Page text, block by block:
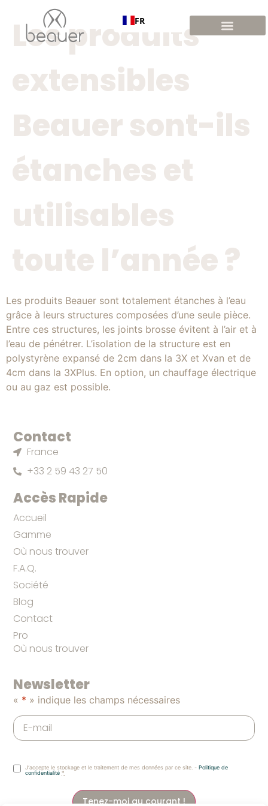
FR
Les produits
extensibles
Beauer sont-ils
étanches et
utilisables
toute l’année ?
Les produits Beauer sont totalement étanches à l’eau
grâce à leurs structures composées d’une seule pièce.
Entre ces structures, les joints brosse évitent à l’air et à
l’eau de pénétrer. L’isolation de la structure est en
polystyrène expansé de 2cm dans la 3X et Xvan et de
4cm dans la 3XPlus. En option, un chauffage électrique
ou au gaz est possible.
Accès Rapide
Accueil
Gamme
Où nous trouver
F.A.Q.
Société
Blog
Contact
Pro
Où nous trouver
Contact
France
+33 2 59 43 27 50
Newsletter
« * » indique les champs nécessaires
J‘accepte le stockage et le traitement de mes données par ce site. -Politique de
confidentialité *
Tenez-moi au courant !